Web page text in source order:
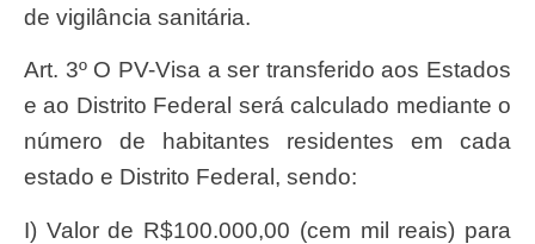
de vigilância sanitária.
Art. 3º O PV-Visa a ser transferido aos Estados
e ao Distrito Federal será calculado mediante o
número de habitantes residentes em cada
estado e Distrito Federal, sendo:
I) Valor de R$100.000,00 (cem mil reais) para